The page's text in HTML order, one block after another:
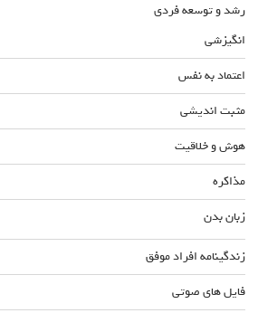
رشد و توسعه فردی
انگیزشی
اعتماد به نفس
مثبت اندیشی
هوش و خلاقیت
مذاکره
زبان بدن
زندگینامه افراد موفق
فایل های صوتی